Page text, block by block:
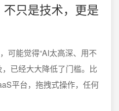
只是技术，更是
可能觉得“AI太高深、用不
已经大大降低了门槛。比
平台，拖拽式操作，任何